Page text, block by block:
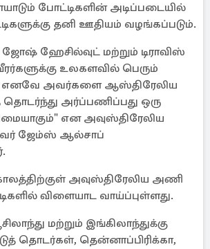
போட்டிகளின் அடிப்படையில்
தனி ஊதியம் வழங்கப்படும்.
ஹேசில்வுட் மற்றும் டிராவிஸ்
உலகளவில் பெரும்
எனவே அவர்களை ஆஸ்திரேலிய
தொடர்ந்து அர்ப்பணிப்பது ஒரு
என அவுஸ்திரேலிய
ஜேம்ஸ் ஆல்சாப்
அவுஸ்திரேலிய அணி
விளையாட வாய்ப்புள்ளது.
மற்றும் இங்கிலாந்துக்கு
தொடர்கள், தென்னாப்பிரிக்கா,